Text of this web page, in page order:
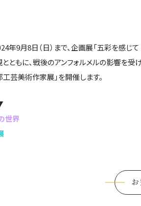
年9月8日（日）まで、企画展「五彩を感じ
ともに、戦後のアンフォルメルの影響を
芸美術作家展」を開催します。
世界